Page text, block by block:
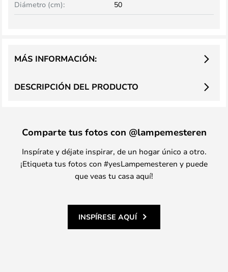
Diámetro (cm): 50
DESCRIPCIÓN DEL PRODUCTO
MÁS INFORMACIÓN:
Comparte tus fotos con @lampemesteren
Inspírate y déjate inspirar, de un hogar único a otro.
¡Etiqueta tus fotos con #yesLampemesteren y puede
que veas tu casa aquí!
INSPÍRESE AQUÍ